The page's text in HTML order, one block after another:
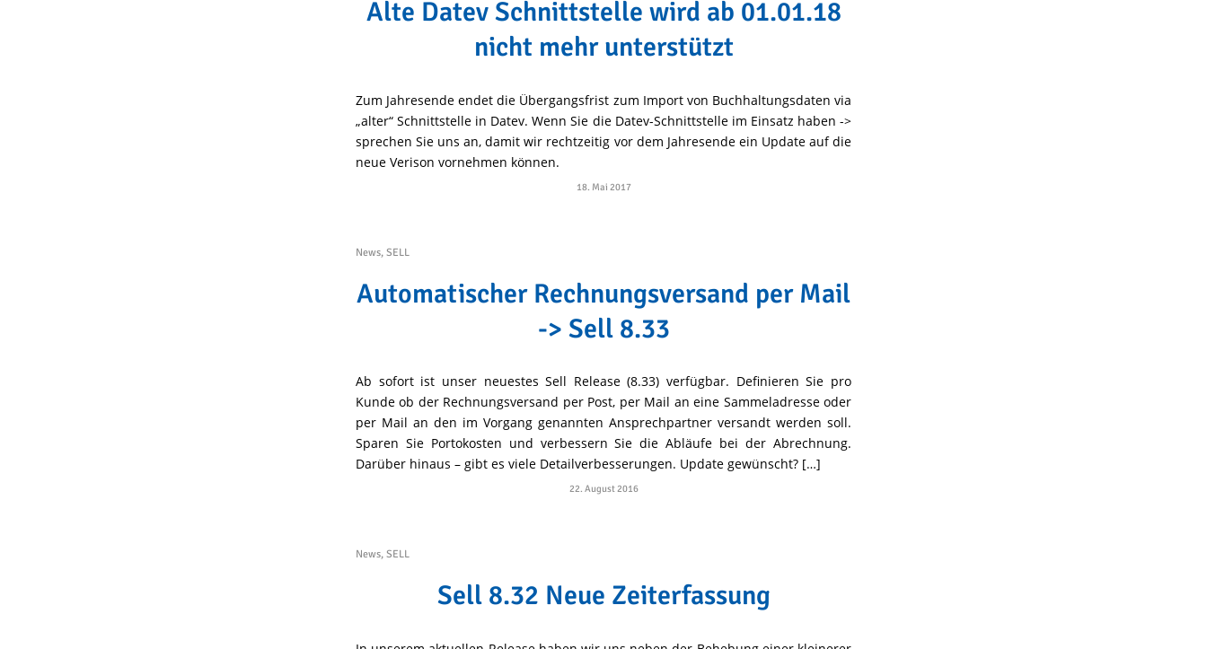
Alte Datev Schnittstelle wird ab 01.01.18
nicht mehr unterstützt
Zum Jahresende endet die Übergangsfrist zum Import von Buchhaltungsdaten via
„alter“ Schnittstelle in Datev. Wenn Sie die Datev-Schnittstelle im Einsatz haben ->
sprechen Sie uns an, damit wir rechtzeitig vor dem Jahresende ein Update auf die
neue Verison vornehmen können.
18. Mai 2017
News,SELL
Automatischer Rechnungsversand per Mail
-> Sell 8.33
Ab sofort ist unser neuestes Sell Release (8.33) verfügbar. Definieren Sie pro
Kunde ob der Rechnungsversand per Post, per Mail an eine Sammeladresse oder
per Mail an den im Vorgang genannten Ansprechpartner versandt werden soll.
Sparen Sie Portokosten und verbessern Sie die Abläufe bei der Abrechnung.
Darüber hinaus – gibt es viele Detailverbesserungen. Update gewünscht? […]
22. August 2016
News,SELL
Sell 8.32 Neue Zeiterfassung